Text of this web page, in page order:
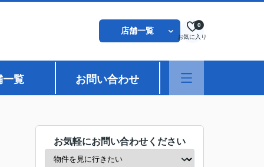
店舗一覧
お気に入り
0
一覧 お問い合わせ
お気軽にお問い合わせください